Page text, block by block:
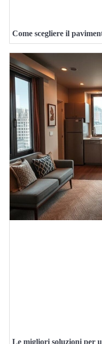
Come scegliere il
Le migliori soluzioni per